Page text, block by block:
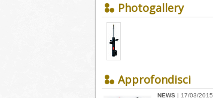
Photogallery
Approfondisci
NEWS | 17/03/2015